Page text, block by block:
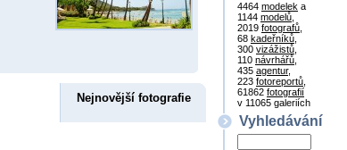
Nejnovější fotografie
4464 modelek a
1144 modelů
2019 fotografů
68 kadeřníků
300 vizážistů
110 návrhářů
435 agentur,
223 fotoreportů
61862 fotografií
v 11065 galeriích
Vyhledávání